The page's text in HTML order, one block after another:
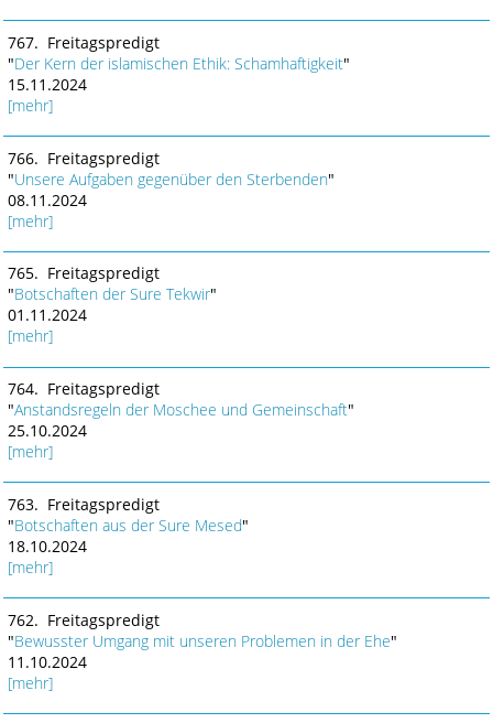
767. Freitagspredigt
"Der Kern der islamischen Ethik: Schamhaftigkeit"
15.11.2024
[mehr]
766. Freitagspredigt
"Unsere Aufgaben gegenüber den Sterbenden"
08.11.2024
[mehr]
765. Freitagspredigt
"Botschaften der Sure Tekwir"
01.11.2024
[mehr]
764. Freitagspredigt
"Anstandsregeln der Moschee und Gemeinschaft"
25.10.2024
[mehr]
763. Freitagspredigt
"Botschaften aus der Sure Mesed"
18.10.2024
[mehr]
762. Freitagspredigt
"Bewusster Umgang mit unseren Problemen in der Ehe"
11.10.2024
[mehr]